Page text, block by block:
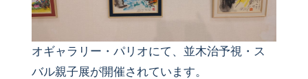
オギャラリー・パリオにて、並木治予視・ス
バル親子展が開催されています。